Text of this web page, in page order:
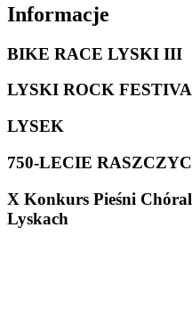
Informacje
BIKE RACE LYSKI III
LYSKI ROCK
LYSEK
750-LECIE RASZCZYC
X Konkurs Pieśni
Lyskach